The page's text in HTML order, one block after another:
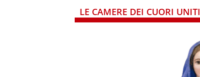
LE CAMERE DEI CUORI UNITI